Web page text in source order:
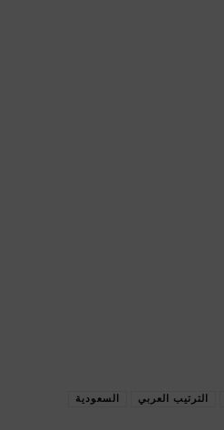
الترتيب العربي السعودية